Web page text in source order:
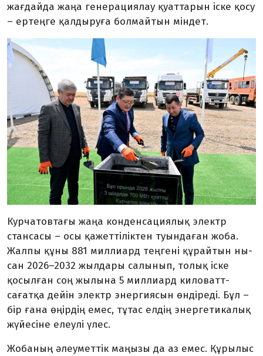
жағдайда жаңа генерациялау қуаттарын іске қосу
– ертеңге қалдыруға болмайтын міндет.
Курчатовтағы жаңа конденсация­лық электр
стансасы – осы қажет­ті­лік­тен туындаған жоба.
Жалпы құны 881 миллиард теңгені құрайтын ны­
сан 2026–2032 жылдары салынып, то­лық іске
қосылған соң жылына 5 мил­лиард киловатт-
сағатқа дейін электр энергиясын өндіреді. Бұл –
бір ғана өңірдің емес, тұтас елдің энер­гетикалық
жүйесіне елеулі үлес.
Жобаның әлеуметтік маңызы да аз емес. Құрылыс